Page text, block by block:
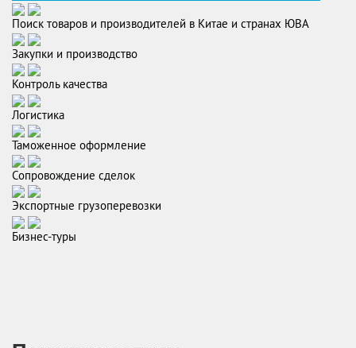
Поиск товаров и производителей в Китае и странах ЮВА
Закупки и производство
Контроль качества
Логистика
Таможенное оформление
Сопровождение сделок
Экспортные грузоперевозки
Бизнес-туры